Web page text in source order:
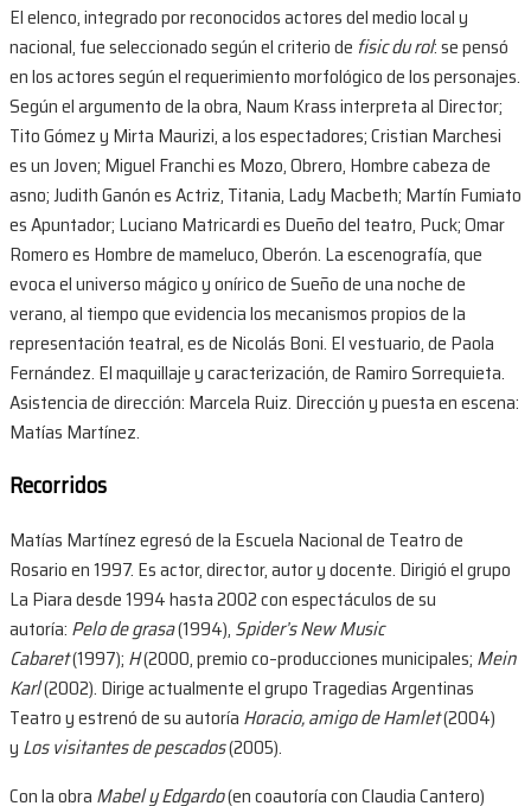
El elenco, integrado por reconocidos actores del medio local y
nacional, fue seleccionado según el criterio de fisic du rol: se pensó
en los actores según el requerimiento morfológico de los personajes.
Según el argumento de la obra, Naum Krass interpreta al Director;
Tito Gómez y Mirta Maurizi, a los espectadores; Cristian Marchesi
es un Joven; Miguel Franchi es Mozo, Obrero, Hombre cabeza de
asno; Judith Ganón es Actriz, Titania, Lady Macbeth; Martín Fumiato
es Apuntador; Luciano Matricardi es Dueño del teatro, Puck; Omar
Romero es Hombre de mameluco, Oberón. La escenografía, que
evoca el universo mágico y onírico de Sueño de una noche de
verano, al tiempo que evidencia los mecanismos propios de la
representación teatral, es de Nicolás Boni. El vestuario, de Paola
Fernández. El maquillaje y caracterización, de Ramiro Sorrequieta.
Asistencia de dirección: Marcela Ruiz. Dirección y puesta en escena:
Matías Martínez.
Recorridos
Matías Martínez egresó de la Escuela Nacional de Teatro de
Rosario en 1997. Es actor, director, autor y docente. Dirigió el grupo
La Piara desde 1994 hasta 2002 con espectáculos de su
autoría: Pelo de grasa(1994), Spider’s New Music
Cabaret(1997); H(2000, premio co–producciones municipales; Mein
Karl(2002). Dirige actualmente el grupo Tragedias Argentinas
Teatro y estrenó de su autoría Horacio, amigo de Hamlet(2004)
y Los visitantes de pescados(2005).
Con la obra Mabel y Edgardo(en coautoría con Claudia Cantero)